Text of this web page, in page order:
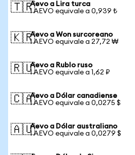
🇹🇷Aevo a Lira turca
1 AEVO equivale a 0,939 ₺
🇰🇷Aevo a Won surcoreano
1 AEVO equivale a 27,72 ₩
🇷🇺Aevo a Rublo ruso
1 AEVO equivale a 1,62 ₽
🇨🇦Aevo a Dólar canadiense
1 AEVO equivale a 0,0275 $
🇦🇺Aevo a Dólar australiano
1 AEVO equivale a 0,0279 $